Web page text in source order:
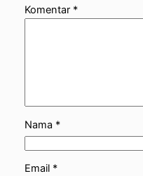
Komentar *
Nama *
Email *